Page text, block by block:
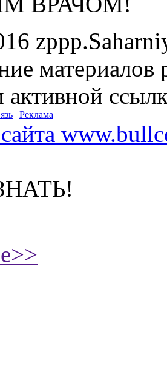
материалов
активной
| Реклама